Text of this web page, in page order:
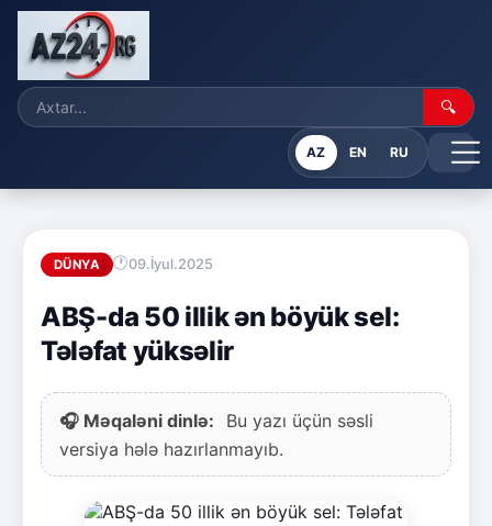
🔍
AZ EN RU
DÜNYA 09.İyul.2025
ABŞ-da 50 illik ən böyük sel:
Tələfat yüksəlir
🎧 Məqaləni dinlə:
Bu yazı üçün səsli
versiya hələ hazırlanmayıb.